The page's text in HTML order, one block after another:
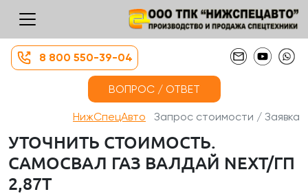
8 800 550-39-04
ВОПРОС / ОТВЕТ
НижСпецАвто Запрос стоимости / Заявка
УТОЧНИТЬ СТОИМОСТЬ.
САМОСВАЛ ГАЗ ВАЛДАЙ NEXT/ГП
2,87Т